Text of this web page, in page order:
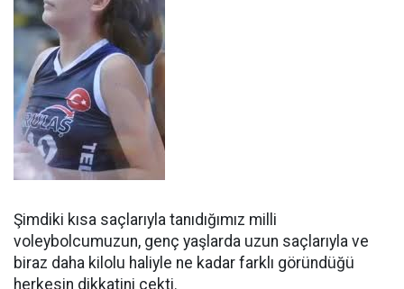
Şimdiki kısa saçlarıyla tanıdığımız milli
voleybolcumuzun, genç yaşlarda uzun saçlarıyla ve
biraz daha kilolu haliyle ne kadar farklı göründüğü
herkesin dikkatini çekti.